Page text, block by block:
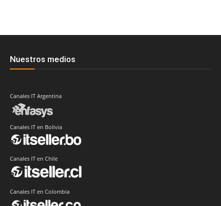
Nuestros medios
Canales IT Argentina
Canales IT en Bolivia
Canales IT en Chile
Canales IT en Colombia